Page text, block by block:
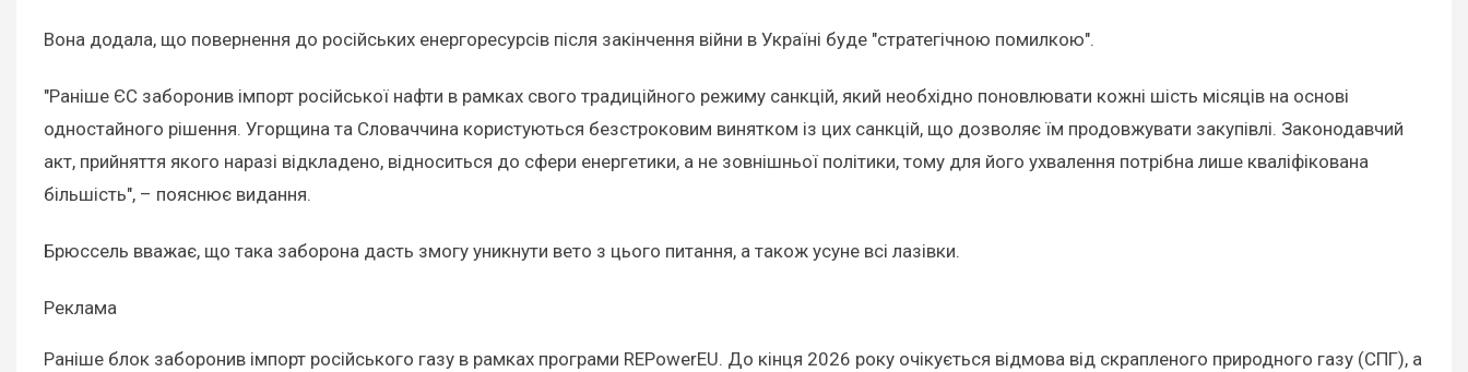
Вона додала, що повернення до російських енергоресурсів після закінчення війни в Україні буде "стратегічною помилкою".
"Раніше ЄС заборонив імпорт російської нафти в рамках свого традиційного режиму санкцій, який необхідно поновлювати кожні шість місяців на основі
одностайного рішення. Угорщина та Словаччина користуються безстроковим винятком із цих санкцій, що дозволяє їм продовжувати закупівлі. Законодавчий
акт, прийняття якого наразі відкладено, відноситься до сфери енергетики, а не зовнішньої політики, тому для його ухвалення потрібна лише кваліфікована
більшість", – пояснює видання.
Брюссель вважає, що така заборона дасть змогу уникнути вето з цього питання, а також усуне всі лазівки.
Реклама
Раніше блок заборонив імпорт російського газу в рамках програми REPowerEU. До кінця 2026 року очікується відмова від скрапленого природного газу (СПГ), а